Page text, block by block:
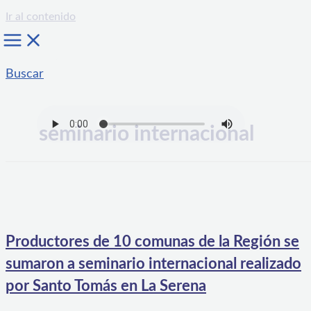
Ir al contenido
Buscar
seminario internacional
Productores de 10 comunas de la Región se
sumaron a seminario internacional realizado
por Santo Tomás en La Serena